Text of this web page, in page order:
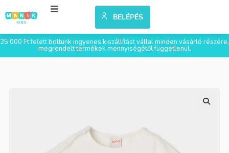
BELÉPÉS
25 000 Ft felett boltunk ingyenes kiszállítást vállal minden vásárló részére,
megrendelt termékek mennyiségétől függetlenül.